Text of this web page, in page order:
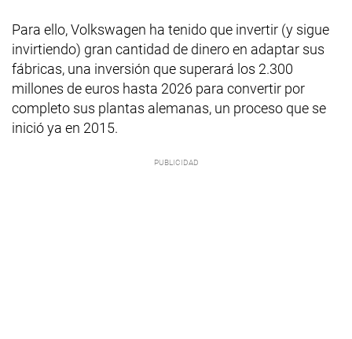
Para ello, Volkswagen ha tenido que invertir (y sigue
invirtiendo) gran cantidad de dinero en adaptar sus
fábricas, una inversión que superará los 2.300
millones de euros hasta 2026 para convertir por
completo sus plantas alemanas, un proceso que se
inició ya en 2015.